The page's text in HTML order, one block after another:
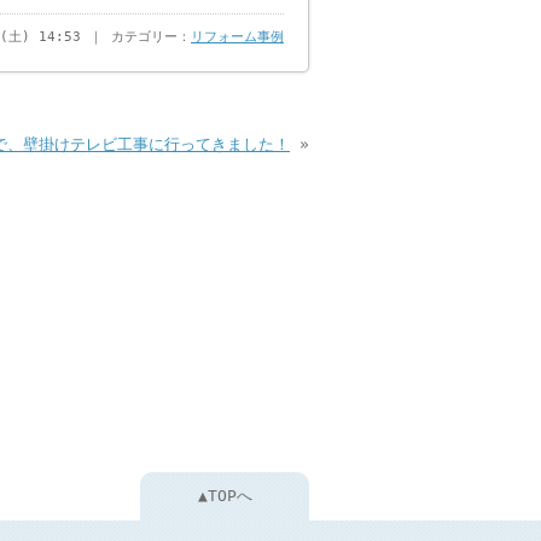
土) 14:53 ｜ カテゴリー： リフォーム事例
、壁掛けテレビ工事に行ってきました！ »
▲TOPへ